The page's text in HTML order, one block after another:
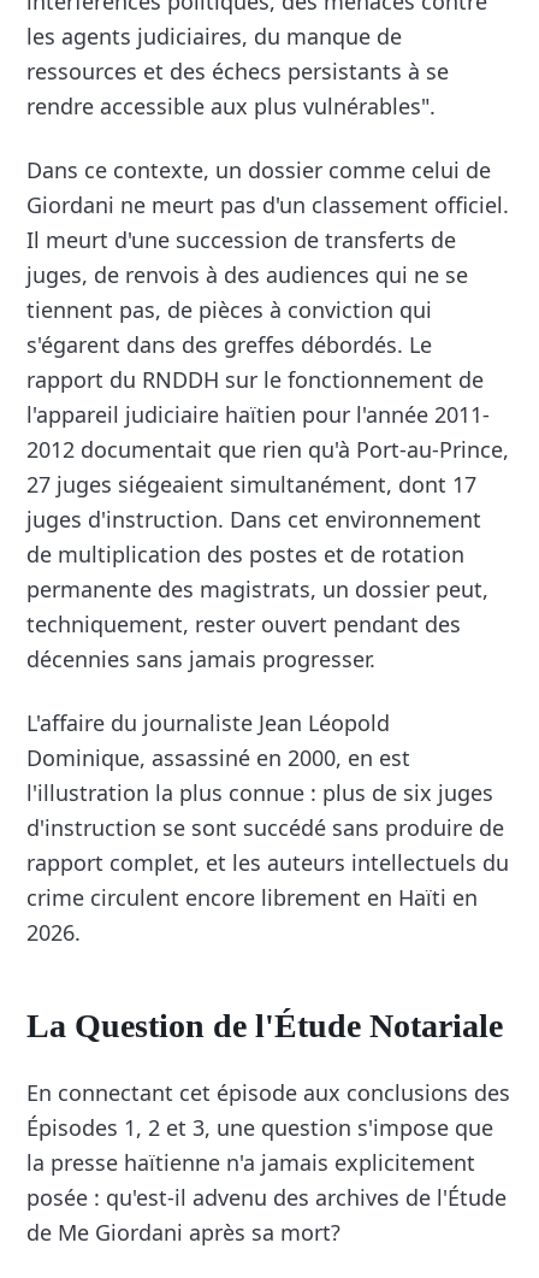
les agents judiciaires, du manque de
ressources et des échecs persistants à se
rendre accessible aux plus vulnérables".
Dans ce contexte, un dossier comme celui de
Giordani ne meurt pas d'un classement officiel.
Il meurt d'une succession de transferts de
juges, de renvois à des audiences qui ne se
tiennent pas, de pièces à conviction qui
s'égarent dans des greffes débordés. Le
rapport du RNDDH sur le fonctionnement de
l'appareil judiciaire haïtien pour l'année 2011-
2012 documentait que rien qu'à Port-au-Prince,
27 juges siégeaient simultanément, dont 17
juges d'instruction. Dans cet environnement
de multiplication des postes et de rotation
permanente des magistrats, un dossier peut,
techniquement, rester ouvert pendant des
décennies sans jamais progresser.
L'affaire du journaliste Jean Léopold
Dominique, assassiné en 2000, en est
l'illustration la plus connue : plus de six juges
d'instruction se sont succédé sans produire de
rapport complet, et les auteurs intellectuels du
crime circulent encore librement en Haïti en
2026.
La Question de l'Étude Notariale
En connectant cet épisode aux conclusions des
Épisodes 1, 2 et 3, une question s'impose que
la presse haïtienne n'a jamais explicitement
posée : qu'est-il advenu des archives de l'Étude
de Me Giordani après sa mort?